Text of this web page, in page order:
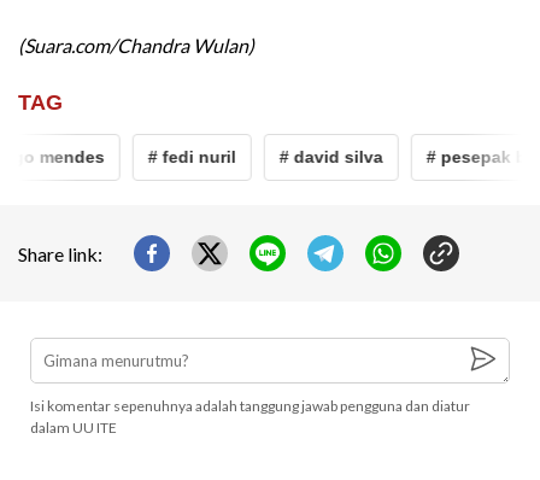
(Suara.com/Chandra Wulan)
TAG
# fedi nuril # david silva # pesepak bola
Share link:
Isi komentar sepenuhnya adalah tanggung jawab pengguna dan diatur
dalam UU ITE